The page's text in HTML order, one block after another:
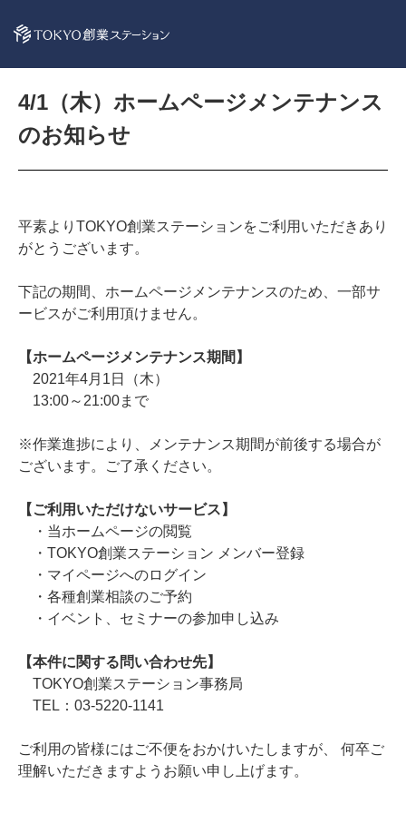
4/1（木）ホームページメンテナンス
のお知らせ
平素よりTOKYO創業ステーションをご利用いただきあり
がとうございます。
下記の期間、ホームページメンテナンスのため、一部サ
ービスがご利用頂けません。
【ホームページメンテナンス期間】
2021年4月1日（木）
13:00～21:00まで
※作業進捗により、メンテナンス期間が前後する場合が
ございます。ご了承ください。
【ご利用いただけないサービス】
・当ホームページの閲覧
・TOKYO創業ステーション メンバー登録
・マイページへのログイン
・各種創業相談のご予約
・イベント、セミナーの参加申し込み
【本件に関する問い合わせ先】
TOKYO創業ステーション事務局
TEL：03-5220-1141
ご利用の皆様にはご不便をおかけいたしますが、 何卒ご
理解いただきますようお願い申し上げます。